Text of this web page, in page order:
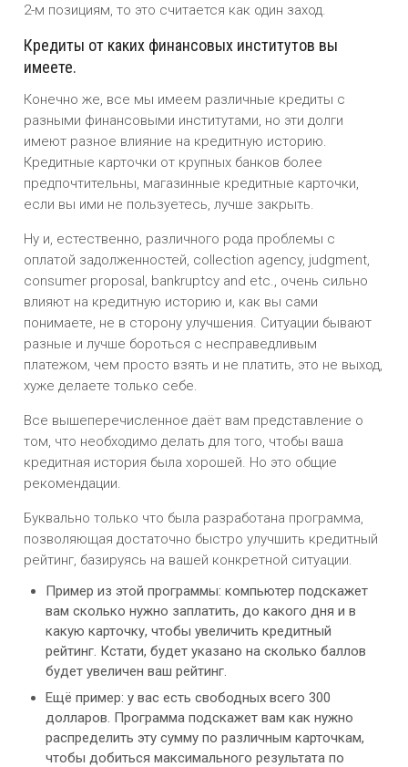
2-м позициям, то это считается как один заход.
Кредиты от каких финансовых институтов вы
имеете.
Конечно же, все мы имеем различные кредиты с
разными финансовыми институтами, но эти долги
имеют разное влияние на кредитную историю.
Кредитные карточки от крупных банков более
предпочтительны, магазинные кредитные карточки,
если вы ими не пользуетесь, лучше закрыть.
Ну и, естественно, различного рода проблемы с
оплатой задолженностей, collection agency, judgment,
consumer proposal, bankruptcy and etc., очень сильно
влияют на кредитную историю и, как вы сами
понимаете, не в сторону улучшения. Ситуации бывают
разные и лучше бороться с несправедливым
платежом, чем просто взять и не платить, это не выход,
хуже делаете только себе.
Все вышеперечисленное даёт вам представление о
том, что необходимо делать для того, чтобы ваша
кредитная история была хорошей. Но это общие
рекомендации.
Буквально только что была разработана программа,
позволяющая достаточно быстро улучшить кредитный
рейтинг, базируясь на вашей конкретной ситуации.
Пример из этой программы: компьютер подскажет
вам сколько нужно заплатить, до какого дня и в
какую карточку, чтобы увеличить кредитный
рейтинг. Кстати, будет указано на сколько баллов
будет увеличен ваш рейтинг.
Ещё пример: у вас есть свободных всего 300
долларов. Программа подскажет вам как нужно
распределить эту сумму по различным карточкам,
чтобы добиться максимального результата по